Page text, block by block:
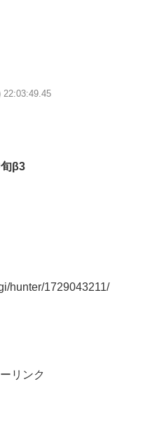
22:03:49.45
β3
hunter/1729043211/
リンク